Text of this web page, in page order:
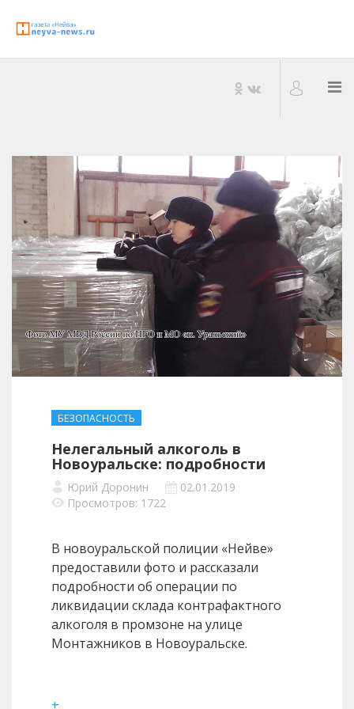
БЕЗОПАСНОСТЬ
Нелегальный алкоголь в
Новоуральске: подробности
Юрий Доронин
02.01.2019
Просмотров: 1722
В новоуральской полиции «Нейве»
предоставили фото и рассказали
подробности об операции по
ликвидации склада контрафактного
алкоголя в промзоне на улице
Монтажников в Новоуральске.
+